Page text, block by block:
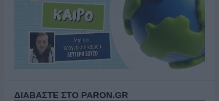
ΔΙΑΒΑΣΤΕ ΣΤΟ PARON.GR